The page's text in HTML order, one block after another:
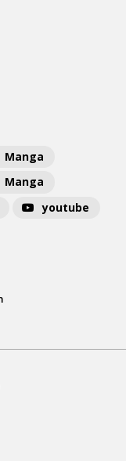
Manga
Manga
youtube